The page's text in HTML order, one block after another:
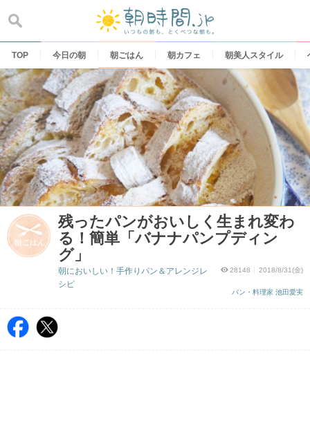
content
TOP 今日の朝 朝ごはん 朝カフェ 朝美人スタイル
残ったパンがおいしく生まれ変わ
る！簡単「バナナパンプディン
グ」
28148 2018/8/31(金)
パン・料理家 池田愛実
朝においしい！手作りパン＆アレンジレ
シピ